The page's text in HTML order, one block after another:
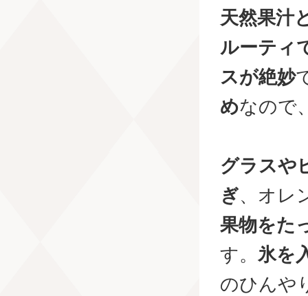
天然果汁
ルーティ
スが絶妙
めなので
グラスや
ぎ、オレ
果物をた
す。 氷を
のひんや